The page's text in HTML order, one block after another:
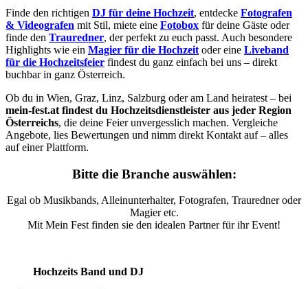
Finde den richtigen DJ für deine Hochzeit, entdecke Fotografen
& Videografen mit Stil, miete eine Fotobox für deine Gäste oder
finde den Trauredner, der perfekt zu euch passt. Auch besondere
Highlights wie ein Magier für die Hochzeit oder eine Liveband
für die Hochzeitsfeier findest du ganz einfach bei uns – direkt
buchbar in ganz Österreich.
Ob du in Wien, Graz, Linz, Salzburg oder am Land heiratest – bei
mein-fest.at findest du Hochzeitsdienstleister aus jeder Region
Österreichs, die deine Feier unvergesslich machen. Vergleiche
Angebote, lies Bewertungen und nimm direkt Kontakt auf – alles
auf einer Plattform.
Bitte die Branche auswählen:
Egal ob Musikbands, Alleinunterhalter, Fotografen, Trauredner oder
Magier etc.
Mit Mein Fest finden sie den idealen Partner für ihr Event!
Hochzeits Band und DJ